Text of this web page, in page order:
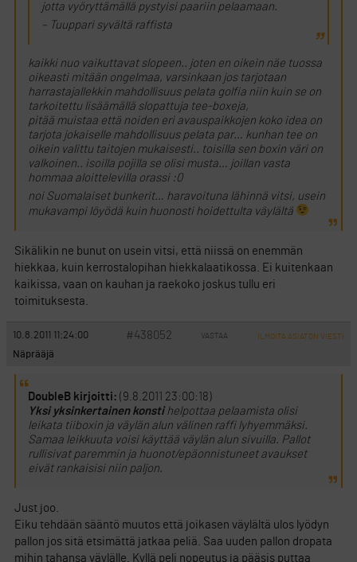
jotta vyöryttämällä pystyisi paariin pelaamaan.
– Tuuppari syvältä raffista
kaikki nuo vaikuttavat slopeen.. joten en oikein näe tuossa
oikeasti mitään ongelmaa, varsinkaan jos tarjotaan
harrastajallekkin mahdollisuus pelata golfia niin kuin se on
tarkoitettu lisäämällä slopattuja tee-boxeja,
pitää muistaa että noiden eri avauspaikkojen koko idea on
tarjota jokaiselle mahdollisuus pelata par… kunhan tee on
oikein valittu taitojen mukaisesti.. toisilla sen boxin väri on
valkoinen.. isoilla pojilla se olisi musta… joillan vasta
hommaa aloittelevilla orassi :0
noi Suomalaiset bunkerit… haravoituna lähinnä vitsi, usein
mukavampi löyödä kuin huonosti hoidettulta väylältä
Sikälikin ne bunut on usein vitsi, että niissä on enemmän
hiekkaa, kuin kerrostalopihan hiekkalaatikossa. Ei kuitenkaan
kaikissa, vaan on kauhan ja raekoko joskus tullu eri
toimituksesta.
10.8.2011 11:24:00 #438052 VASTAA ILMOITA ASIATON VIESTI
Näprääjä
DoubleB kirjoitti: (9.8.2011 23:00:18)
Yksi yksinkertainen konsti helpottaa pelaamista olisi
leikata tiiboxin ja väylän alun välinen raffi lyhyemmäksi.
Samaa leikkuuta voisi käyttää väylän alun sivuilla. Pallot
rullisivat paremmin ja huonot/epäonnistuneet avaukset
eivät rankaisisi niin paljon.
Just joo.
Eiku tehdään sääntö muutos että joikasen väylältä ulos lyödyn
pallon jos sitä etsimättä jatkaa peliä. Saa uuden pallon dropata
mihin tahansa väylälle. Kyllä peli nopeutus ja pääsis puttaa